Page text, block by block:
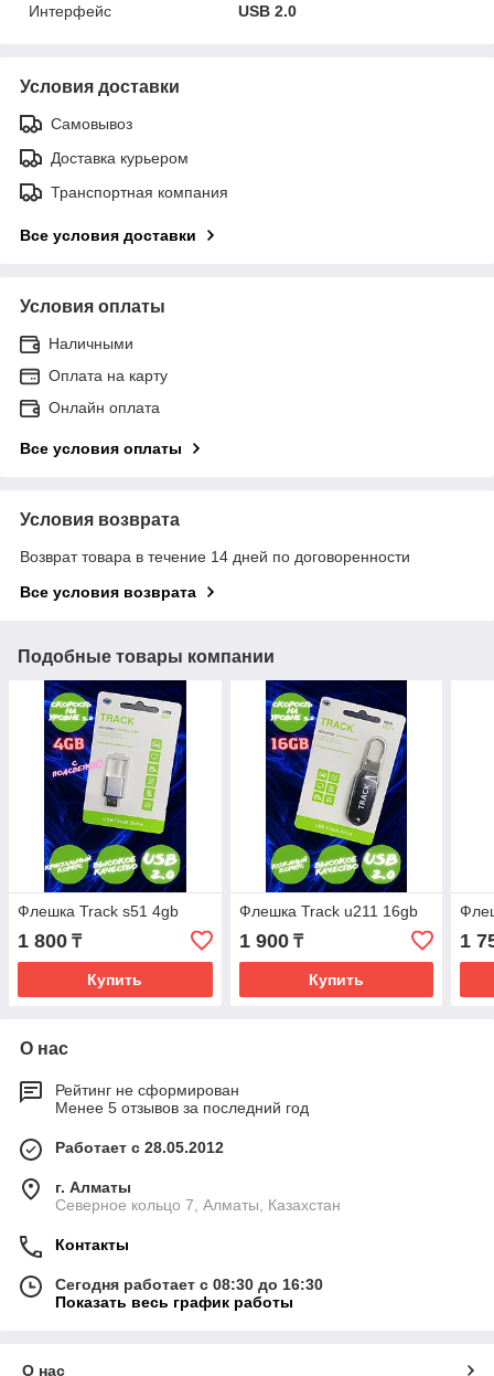
Интерфейс
USB 2.0
Условия доставки
Самовывоз
Доставка курьером
Транспортная компания
Все условия доставки
Условия оплаты
Наличными
Оплата на карту
Онлайн оплата
Все условия оплаты
Условия возврата
Возврат товара в течение 14 дней по договоренности
Все условия возврата
Подобные товары компании
Флешка Track s51 4gb
1 800 ₸
Купить
Флешка Track u211 16gb
1 900₸
Купить
1
О нас
Рейтинг не сформирован
Менее 5 отзывов за последний год
Работает с 28.05.2012
г. Алматы
Северное кольцо 7, Алматы, Казахстан
Контакты
Сегодня работает с 08:30 до 16:30
Показать весь график работы
О нас